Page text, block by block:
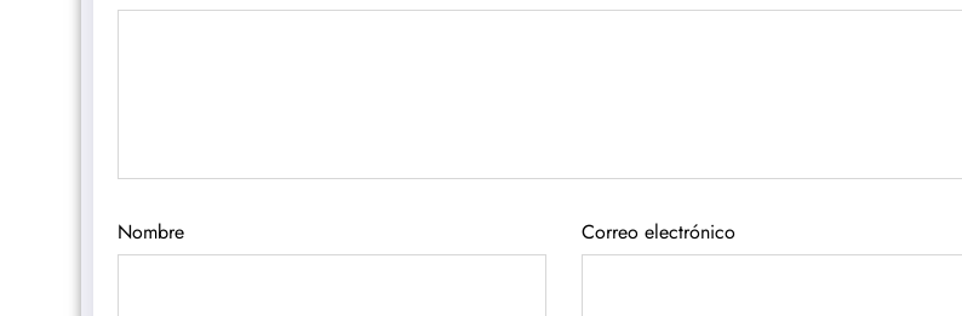
Nombre Correo electrónico